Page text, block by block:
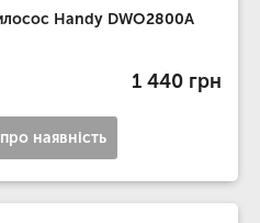
Handy DWO2800A
1 440 грн
наявність